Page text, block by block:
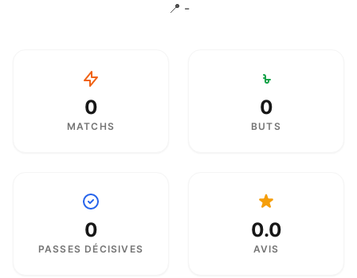
📍 -
0
MATCHS
0
BUTS
0
PASSES DÉCISIVES
0.0
AVIS